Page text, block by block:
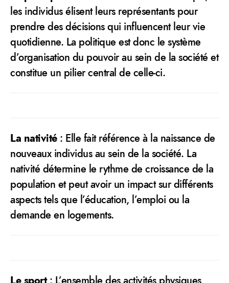
les individus élisent leurs représentants pour
prendre des décisions qui influencent leur vie
quotidienne. La politique est donc le système
d’organisation du pouvoir au sein de la société et
constitue un pilier central de celle-ci.
La nativité: Elle fait référence à la naissance de
nouveaux individus au sein de la société. La
nativité détermine le rythme de croissance de la
population et peut avoir un impact sur différents
aspects tels que l’éducation, l’emploi ou la
demande en logements.